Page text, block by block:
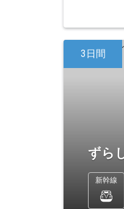
3日間
ずら
新幹線